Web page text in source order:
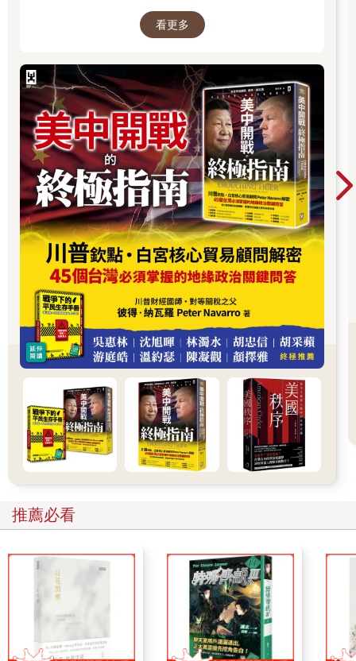
育賽事。最重要的是，每天晚餐後要盡可能地滿足他的各種需
要。如果妳能天天如實做到上述幾點，持續六個月，莫瑞斯就可
回家的路上，莫瑞斯問米莉：「醫生怎麼說？」
「醫生說你要死了。」
某方面來說，聽到米莉如此談論死亡，讓這一切稍微輕鬆了一
些。笑話之所以好笑，是因為除了有爆點的哏之外，還可以緩解
焦慮。這也是為什麼很多笑話的內容都和性或死亡有關，因為這
兩個議題時常令人嚇到尿褲子。
好家在，我們手邊有很多笑話。
其實我們也發現笑話頗能用來解釋一些普遍的哲學概念，也出版
了一本相關書籍。那麼，笑話是否也能釐清關於生死、有無
（Being and Non-Being）、永生和永死這類的哲學概念呢？釐清
這些概念的同時，是否也可以減輕我們對死亡的焦慮呢？
當然可以！
這是好事，因為我倆也都到了該正視死亡的年紀（我們都滿了
《聖經》裡說的「七十歲年日」），也該是時候開始思考偉大哲
學家對於死亡的看法了，這時候確實會需要來點輕鬆的笑料。我
們會撬開死亡這個議題的棺材蓋，不僅探討死亡本身，也討論死
亡的前身：「生命」，以及死亡之後的事：「幸福的來生」。
就讓我們來抽絲剝繭吧！首先，我們會探討文明社會孕育出的各
種逃避死亡的方法，特別是從歷久不衰的宗教角度來切入。具體
來說，我們會討論到佛洛伊德（Sigmund Freud）的人類宗教（以
及混亂）發展理論，因為他的相關論點支持了人類對長生不老的
幻想。
接下來，我們會看到十九世紀北歐哲學家的看法（不知道為什麼
地中海沿岸沒有探討死亡的哲學家）。我們會拜訪悲觀的丹麥哲
學家索倫．齊克果（Søren Kierkegaard），齊克果認為要戰勝對
所有抗拒死亡的努力全是徒勞無功。要達到永生唯一的路，就是
自行把對「無」（nothingness）的恐懼消化掉。說得好啊，齊克
果！
然後，我們還要來看一臉正經的德國哲學家阿圖爾．叔本華
（Arthur Schopenhauer）有什麼話要說。叔本華基本上可說是
「Weltschmerz」（不負責翻譯：這世界讓我想吐）一詞的代言
人了。你可能會猜︰叔本華應該認為死亡極為痛苦，但事實上，
他雖對生命不怎麼感興趣，卻對死亡亦無感。叔本華寫道：「死
亡對個人而言沒有任何影響」，也就是說，「我們理應要對自己
看更多
推薦必看